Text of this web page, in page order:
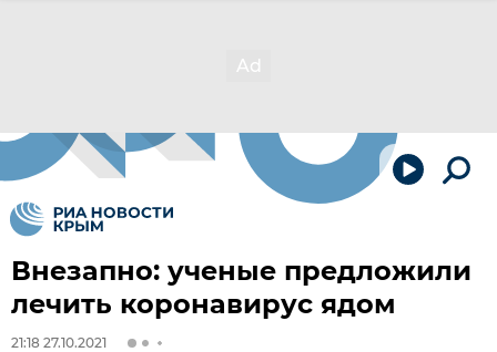
Внезапно: ученые предложили
лечить коронавирус ядом
21:18 27.10.2021